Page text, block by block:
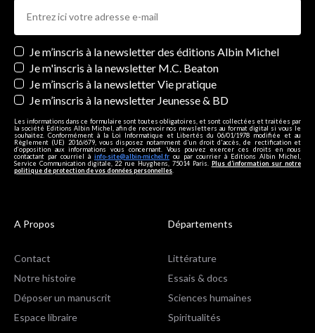
Newsletters
Je m’inscris à la newsletter des éditions Albin Michel
Je m'inscris à la newsletter M.C. Beaton
Je m’inscris à la newsletter Vie pratique
Je m’inscris à la newsletter Jeunesse & BD
Les informations dans ce formulaire sont toutes obligatoires, et sont collectées et traitées par
la société Editions Albin Michel, afin de recevoir nos newsletters au format digital si vous le
souhaitez. Conformément à la Loi Informatique et Libertés du 06/01/1978 modifiée et au
Règlement (UE) 2016/679, vous disposez notamment d'un droit d'accès, de rectification et
d’opposition aux informations vous concernant. Vous pouvez exercer ces droits en nous
contactant par courriel à info-site@albin-michel.fr ou par courrier à Editions Albin Michel,
Service Communication digitale, 22 rue Huyghens, 75014 Paris. Plus d’information sur notre
politique de protection de vos données personnelles
A Propos
Contact
Notre histoire
Déposer un manuscrit
Espace libraire
Départements
Littérature
Essais & docs
Sciences humaines
Spiritualités